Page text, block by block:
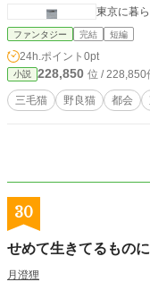
東京に暮
ファンタジー 完結 短編
24h.ポイント 0pt
小説 228,850 位 / 228,850
三毛猫 野良猫 都会
30
せめて生きてるもの
月澄狸